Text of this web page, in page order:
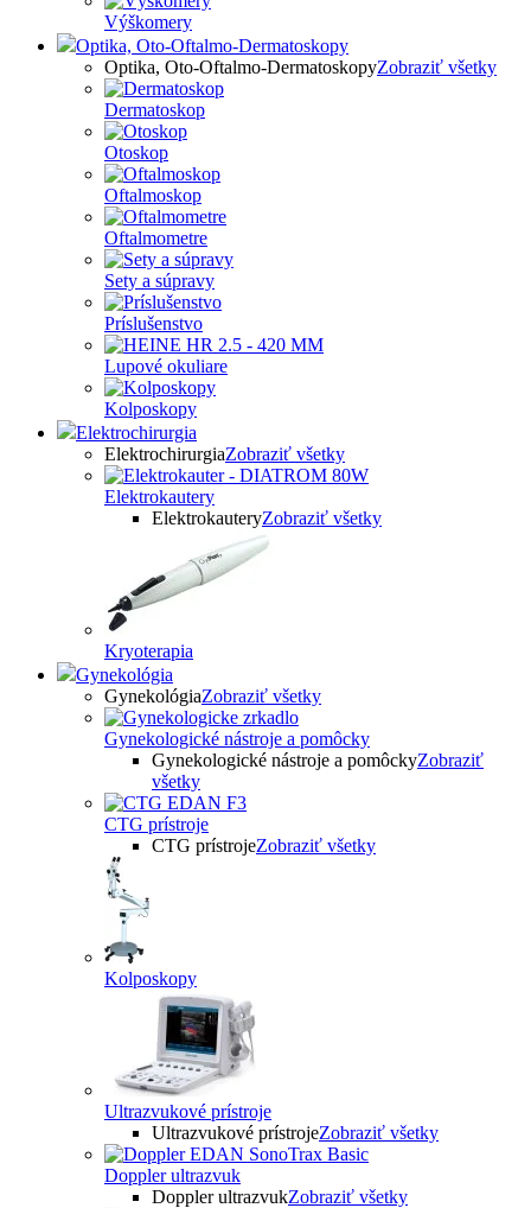
Výškomery
Optika, Oto-Oftalmo-Dermatoskopy
Optika, Oto-Oftalmo-DermatoskopyZobraziť všetky
Dermatoskop
Otoskop
Oftalmoskop
Oftalmometre
Sety a súpravy
Príslušenstvo
Lupové okuliare
Kolposkopy
Elektrochirurgia
ElektrochirurgiaZobraziť všetky
Elektrokautery
ElektrokauteryZobraziť všetky
Kryoterapia
Gynekológia
GynekológiaZobraziť všetky
Gynekologické nástroje a pomôcky
Gynekologické nástroje a pomôckyZobraziť
všetky
CTG prístroje
CTG prístrojeZobraziť všetky
Kolposkopy
Ultrazvukové prístroje
Ultrazvukové prístrojeZobraziť všetky
Doppler ultrazvuk
Doppler ultrazvukZobraziť všetky